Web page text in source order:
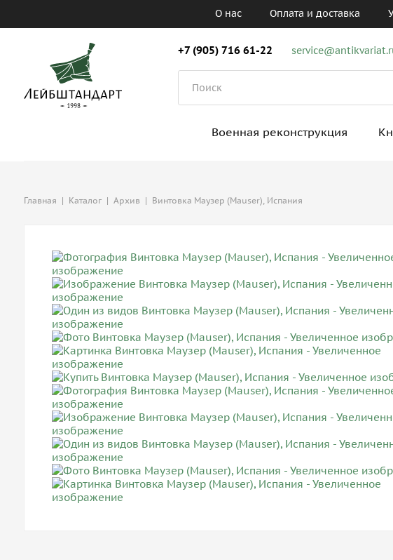
О нас Оплата и доставка
+7 (905) 716 61-22
Военная реконструкция
Главная | Каталог | Архив | Винтовка Маузер (Mauser), Испания